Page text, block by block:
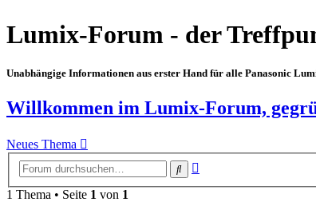
Lumix-Forum - der
Unabhängige Informationen aus erster Hand für alle Panasonic
Willkommen im Lumix-Forum,
Neues Thema
Suche
1 Thema • Seite 1 von 1